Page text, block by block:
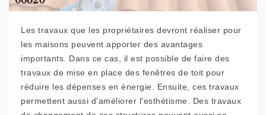
Les travaux que les propriétaires devront réaliser pour
les maisons peuvent apporter des avantages
importants. Dans ce cas, il est possible de faire des
travaux de mise en place des fenêtres de toit pour
réduire les dépenses en énergie. Ensuite, ces travaux
permettent aussi d'améliorer l'esthétisme. Des travaux